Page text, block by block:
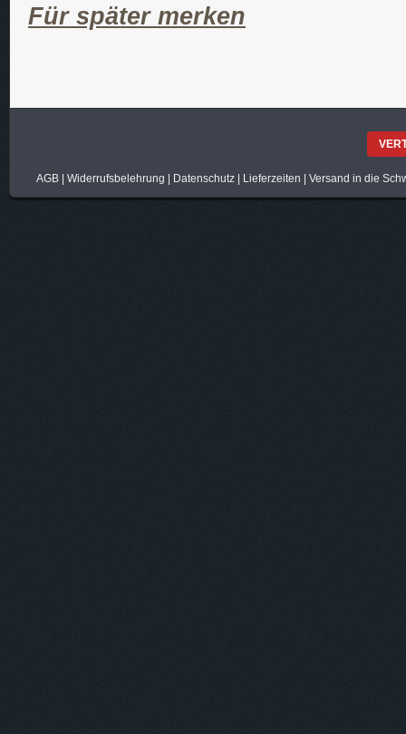
Für später merken
AGB| Widerrufsbelehrung Datenschutz| Lieferzeiten Versand in die